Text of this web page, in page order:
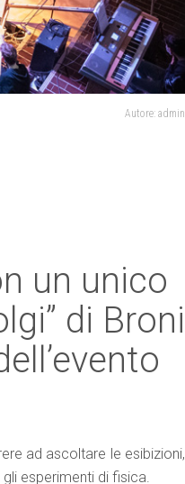
Autore: admin
un unico
di Broni
ad ascoltare le esibizioni,
esperimenti di fisica.